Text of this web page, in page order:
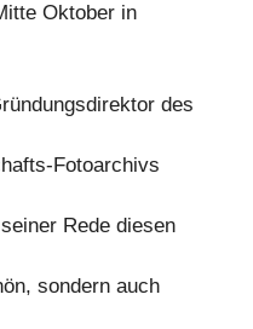
Oktober in
des
Fotoarchivs
Rede diesen
sondern auch